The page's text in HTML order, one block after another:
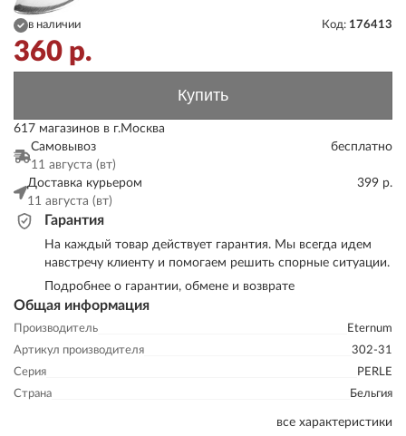
Общая информация
Производитель
Eternum
Артикул производителя
302-31
Серия
PERLE
Страна
Бельгия
все характеристики
в наличии Код: 176413
360 р.
Купить
617 магазинов в г.Москва
Самовывоз
11 августа (вт)
бесплатно
Доставка курьером
11 августа (вт)
399 р.
Гарантия
На каждый товар действует гарантия. Мы всегда идем
навстречу клиенту и помогаем решить спорные ситуации.
Подробнее о гарантии, обмене и возврате